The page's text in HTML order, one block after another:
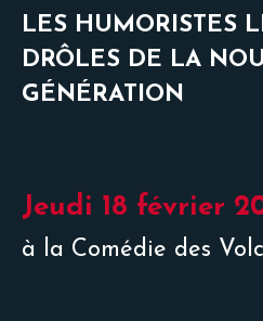
LES HUMORISTES
DRÔLES DE LA
GÉNÉRATION
Jeudi 18 février
à la Comédie des